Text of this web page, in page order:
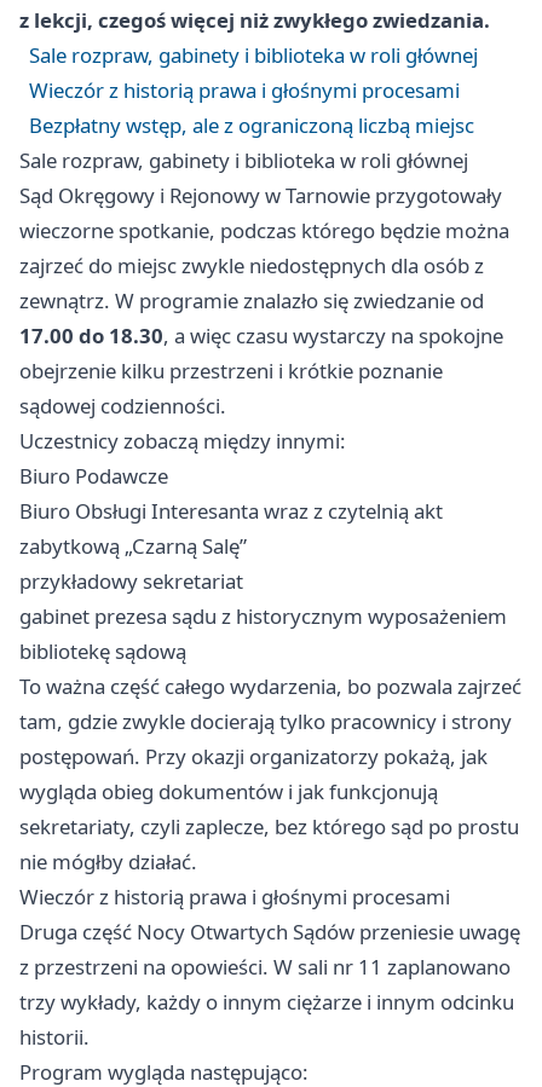
z lekcji, czegoś więcej niż zwykłego zwiedzania.
Sale rozpraw, gabinety i biblioteka w roli głównej
Wieczór z historią prawa i głośnymi procesami
Bezpłatny wstęp, ale z ograniczoną liczbą miejsc
Sale rozpraw, gabinety i biblioteka w roli głównej
Sąd Okręgowy i Rejonowy w Tarnowie przygotowały
wieczorne spotkanie, podczas którego będzie można
zajrzeć do miejsc zwykle niedostępnych dla osób z
zewnątrz. W programie znalazło się zwiedzanie od
17.00 do 18.30, a więc czasu wystarczy na spokojne
obejrzenie kilku przestrzeni i krótkie poznanie
sądowej codzienności.
Uczestnicy zobaczą między innymi:
Biuro Podawcze
Biuro Obsługi Interesanta wraz z czytelnią akt
zabytkową „Czarną Salę”
przykładowy sekretariat
gabinet prezesa sądu z historycznym wyposażeniem
bibliotekę sądową
To ważna część całego wydarzenia, bo pozwala zajrzeć
tam, gdzie zwykle docierają tylko pracownicy i strony
postępowań. Przy okazji organizatorzy pokażą, jak
wygląda obieg dokumentów i jak funkcjonują
sekretariaty, czyli zaplecze, bez którego sąd po prostu
nie mógłby działać.
Wieczór z historią prawa i głośnymi procesami
Druga część Nocy Otwartych Sądów przeniesie uwagę
z przestrzeni na opowieści. W sali nr 11 zaplanowano
trzy wykłady, każdy o innym ciężarze i innym odcinku
historii.
Program wygląda następująco: